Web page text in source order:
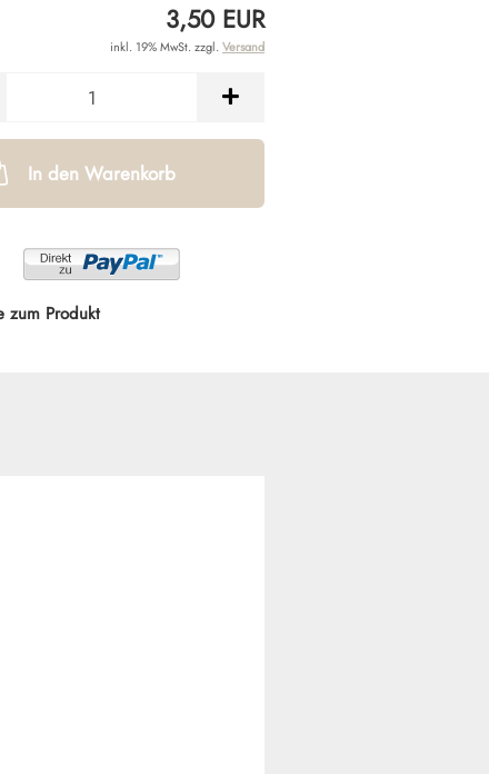
3,50 EUR
inkl. 19% MwSt. zzgl. Versand
In den Warenkorb
zum Produkt